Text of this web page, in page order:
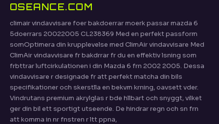
OSEANCE.COM
climair vindavvisare foer bakdoerrar moerk passar mazda 6
5doerrars 20022005 CL238369 Med en perfekt passform
somOptimera din krupplevelse med ClimAir vindavvisare Med
ClimAir vindavvisare fr bakdrrar fr du en effektiv lsning som
frbttrar luftcirkulationen i din Mazda 6 frn 2002 2005. Dessa
vindavvisare r designade fr att perfekt matcha din bils
specifikationer och skerstlla en bekvm krning, oavsett vder.
Vindrutans premium akrylglas r bde hllbart och snyggt, vilket
ger din bil ett sportigt utseende. De hindrar regn och sn frn
att komma in nr fnstren r ltt ppna,